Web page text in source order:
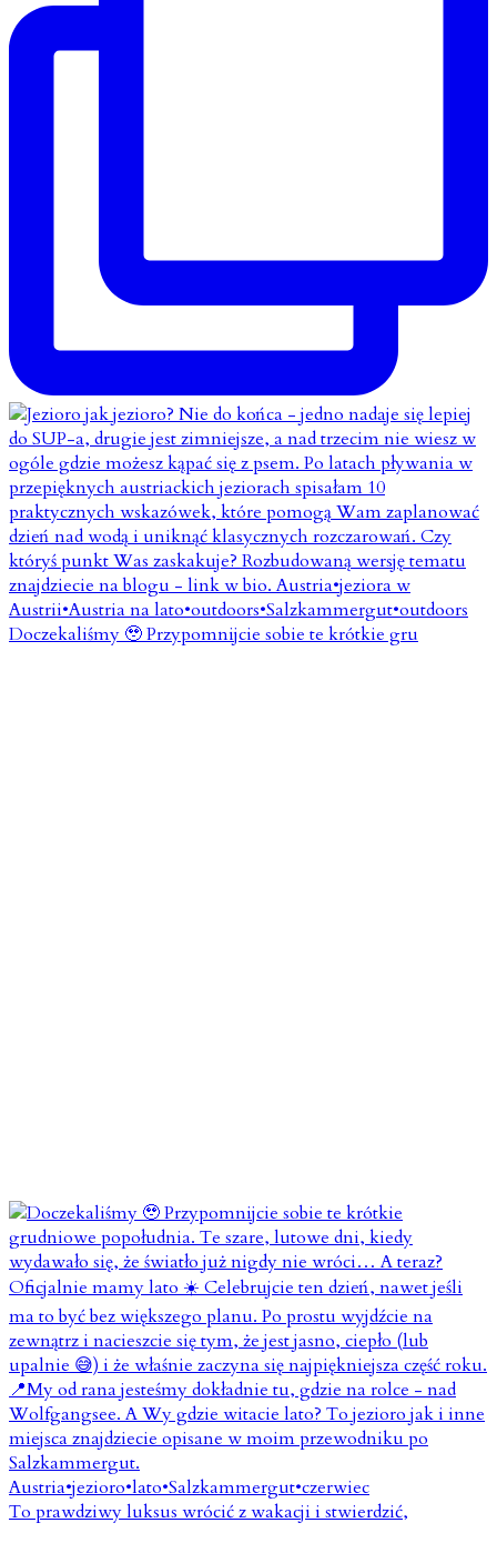
Doczekaliśmy 🥹 Przypomnijcie sobie te krótkie gru
To prawdziwy luksus wrócić z wakacji i stwierdzić,